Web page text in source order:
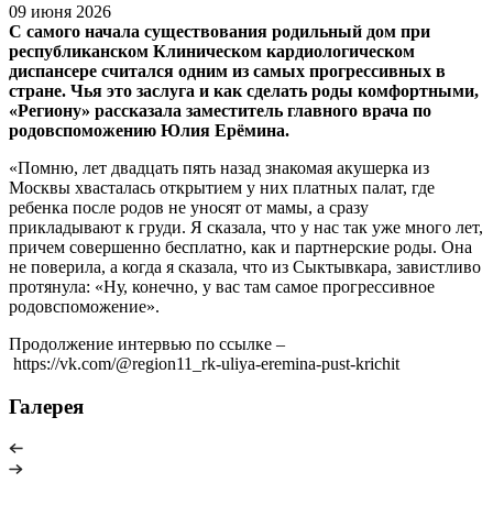
09 июня 2026
С самого начала существования родильный дом при
республиканском Клиническом кардиологическом
диспансере считался одним из самых прогрессивных в
стране. Чья это заслуга и как сделать роды комфортными,
«Региону» рассказала заместитель главного врача по
родовспоможению Юлия Ерёмина.
«Помню, лет двадцать пять назад знакомая акушерка из
Москвы хвасталась открытием у них платных палат, где
ребенка после родов не уносят от мамы, а сразу
прикладывают к груди. Я сказала, что у нас так уже много лет,
причем совершенно бесплатно, как и партнерские роды. Она
не поверила, а когда я сказала, что из Сыктывкара, завистливо
протянула: «Ну, конечно, у вас там самое прогрессивное
родовспоможение».
Продолжение интервью по ссылке –
https://vk.com/@region11_rk-uliya-eremina-pust-krichit
Галерея